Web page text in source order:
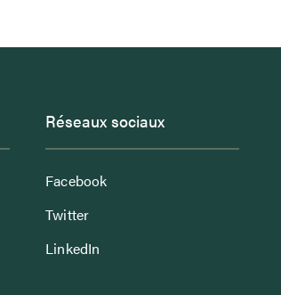
Réseaux sociaux
Facebook
Twitter
LinkedIn